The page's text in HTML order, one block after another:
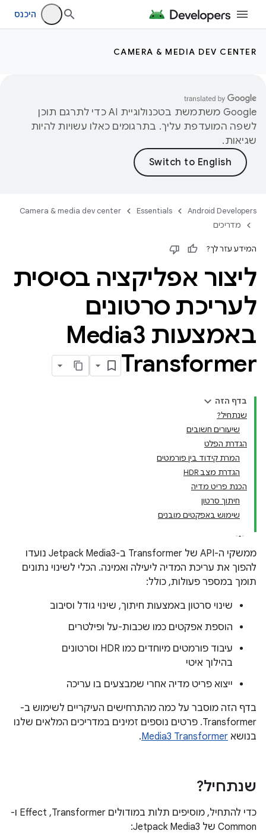
היכנס
CAMERA & MEDIA DEV CENTER
‫Google משתמשת בטכנולוגיית AI כדי לתרגם תוכן
לשפה המועדפת עליך. בתרגומים כאלו עשויות להיות
שגיאות.
Android Developers
Essentials
Camera & media dev center
מדריכים
המידע עזר לך?
ליצור אפליקציה בסיסית
לעריכת סרטונים
באמצעות Media3
Transformer
בדף הזה
שנתחיל?
שיעורים חשובים
הגדרת הפלט
המרת קידוד בין פורמטים
הגדרת מצב HDR
הכנת פריט מדיה
חיתוך סרטון
שימוש באפקטים מובנים
ממשקי ה-API של Transformer ב-Jetpack Media3 נועדו
להפוך את עריכת המדיה ליעילה ואמינה. הכלי לשינוי נתונים
תומך במספר פעולות, כולל:
שינוי סרטון באמצעות חיתוך, שינוי גודל וסיבוב
הוספת אפקטים כמו שכבות-על ופילטרים
עיבוד פורמטים מיוחדים כמו HDR וסרטונים
בהילוך איטי
ייצוא פריט מדיה אחרי שמבצעים בו עריכה
בדף הזה מוסבר על כמה מהתרחישים העיקריים לשימוש ב-
Transformer. פרטים נוספים זמינים במדריכים המלאים שלנו
בנושא Media3 Transformer
.
שנתחיל?
כדי להתחיל, מוסיפים תלות במודולים Transformer,‏ Effect ו-
Common של Jetpack Media3: